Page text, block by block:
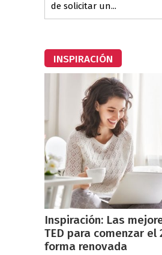
de solicitar un...
INSPIRACIÓN
Inspiración: Las
TED para comenzar el
forma renovada